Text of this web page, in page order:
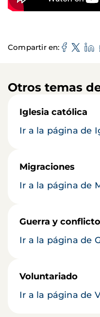
Compartir en
Otros temas
Iglesia católica
Ir a la página de
Migraciones
Ir a la página de
Guerra y conflicto
Ir a la página de
Voluntariado
Ir a la página de